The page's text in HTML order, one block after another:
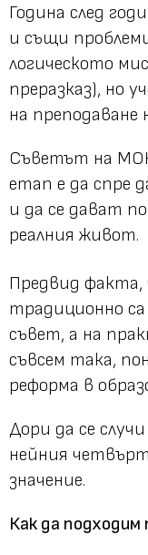
Година след
и същи
логическото
преразказ), но
на преподаване
Съветът на
етап е да спре
и да се дават
реалния живот.
Предвид факта,
традиционно
съвет, а на
съвсем така,
реформа в
Дори да се
нейния
значение.
Как да подходим